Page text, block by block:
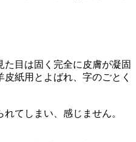
目は固く完全に皮膚が凝固
紙用とよばれ、字のごとく
てしまい、感じません。